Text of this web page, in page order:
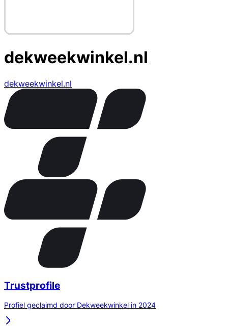
dekweekwinkel.nl
dekweekwinkel.nl
Trustprofile
Profiel geclaimd door Dekweekwinkel in 2024